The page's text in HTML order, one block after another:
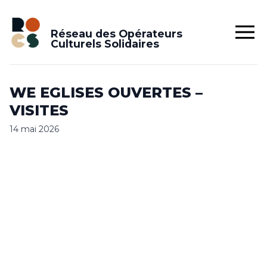
Réseau des Opérateurs
Culturels Solidaires
WE EGLISES OUVERTES –
VISITES
14 mai 2026